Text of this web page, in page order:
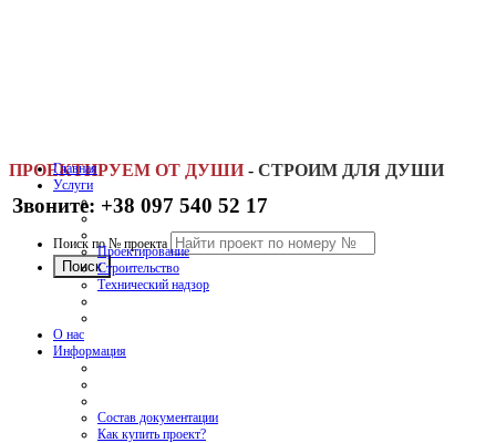
ПРОЕКТИРУЕМ ОТ ДУШИ - СТРОИМ ДЛЯ ДУШИ
Звоните: +38 097 540 52 17
Поиск по № проекта
Главная
Услуги
Проектирование
Строительство
Технический надзор
О нас
Информация
Состав документации
Как купить проект?